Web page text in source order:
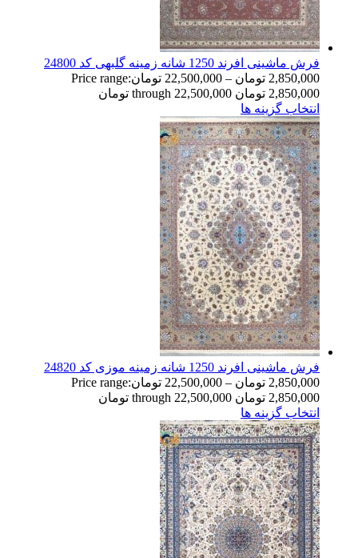
فرش ماشینی افرند 1250 شانه زمینه گلبهی کد 24800
2,850,000 تومان –
22,500,000 تومانPrice range:
2,850,000 تومان through 22,500,000 تومان
انتخاب گزینه ها
فرش ماشینی افرند 1250 شانه زمینه موزی کد 24820
2,850,000 تومان –
22,500,000 تومانPrice range:
2,850,000 تومان through 22,500,000 تومان
انتخاب گزینه ها